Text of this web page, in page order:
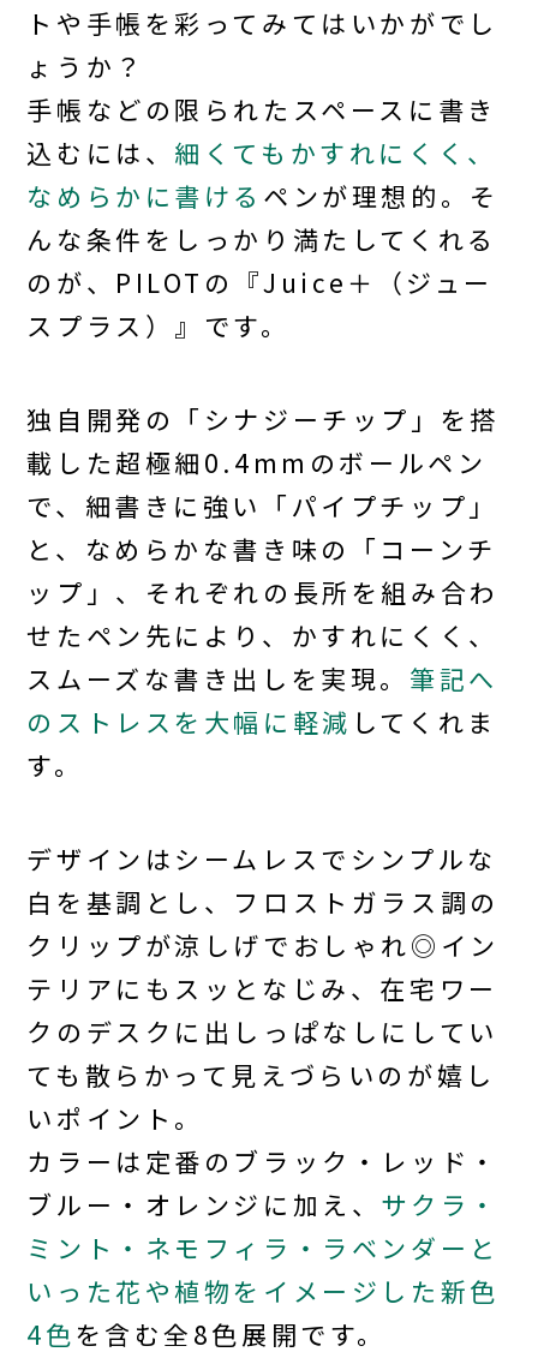
トや手帳を彩ってみてはいかがでし
ょうか？
手帳などの限られたスペースに書き
込むには、 細くてもかすれにくく、
なめらかに書ける ペンが理想的。そ
んな条件をしっかり満たしてくれる
のが、PILOTの『Juice＋（ジュー
スプラス）』です。
独自開発の「シナジーチップ」を搭
載した超極細0.4mmのボールペン
で、細書きに強い「パイプチップ」
と、なめらかな書き味の「コーンチ
ップ」、それぞれの長所を組み合わ
せたペン先により、かすれにくく、
スムーズな書き出しを実現。 筆記へ
のストレスを大幅に軽減 してくれま
す。
デザインはシームレスでシンプルな
白を基調とし、フロストガラス調の
クリップが涼しげでおしゃれ◎イン
テリアにもスッとなじみ、在宅ワー
クのデスクに出しっぱなしにしてい
ても散らかって見えづらいのが嬉し
いポイント。
カラーは定番のブラック・レッド・
ブルー・オレンジに加え、 サクラ・
ミント・ネモフィラ・ラベンダーと
いった花や植物をイメージした新色
4色を含む全8色展開です。